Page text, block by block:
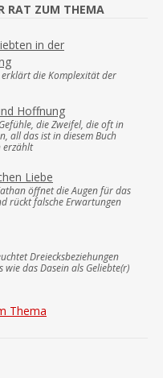
RAT ZUM THEMA
in der
erklärt die Komplexität der
Hoffnung
die Zweifel, die oft in
all das ist in diesem Buch
erzählt
Liebe
öffnet die Augen für das
rückt falsche Erwartungen
Dreiecksbeziehungen
wie das Dasein als Geliebte(r)
Thema